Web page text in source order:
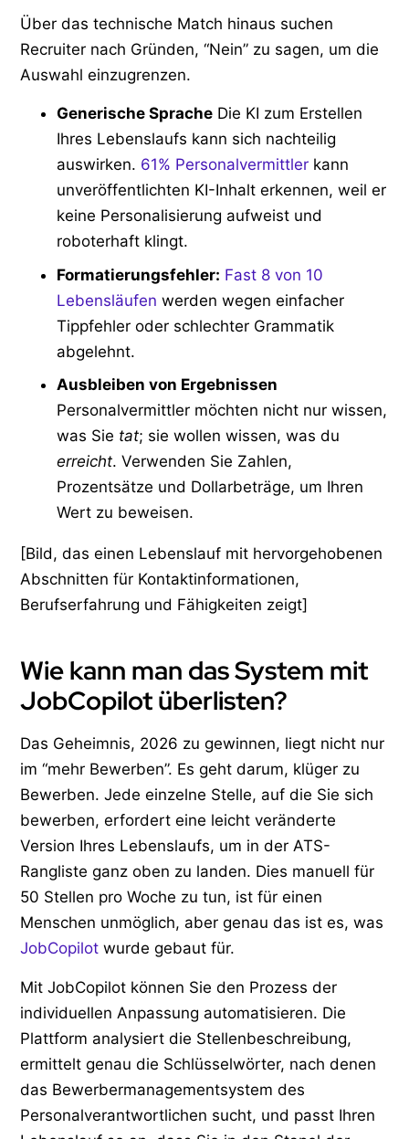
Über das technische Match hinaus suchen
Recruiter nach Gründen, “Nein” zu sagen, um die
Auswahl einzugrenzen.
Generische Sprache Die KI zum Erstellen
Ihres Lebenslaufs kann sich nachteilig
auswirken. 61% Personalvermittler kann
unveröffentlichten KI-Inhalt erkennen, weil er
keine Personalisierung aufweist und
roboterhaft klingt.
Formatierungsfehler: Fast 8 von 10
Lebensläufen werden wegen einfacher
Tippfehler oder schlechter Grammatik
abgelehnt.
Ausbleiben von Ergebnissen
Personalvermittler möchten nicht nur wissen,
was Sie tat; sie wollen wissen, was du
erreicht. Verwenden Sie Zahlen,
Prozentsätze und Dollarbeträge, um Ihren
Wert zu beweisen.
[Bild, das einen Lebenslauf mit hervorgehobenen
Abschnitten für Kontaktinformationen,
Berufserfahrung und Fähigkeiten zeigt]
Wie kann man das System mit
JobCopilot überlisten?
Das Geheimnis, 2026 zu gewinnen, liegt nicht nur
im “mehr Bewerben”. Es geht darum, klüger zu
Bewerben. Jede einzelne Stelle, auf die Sie sich
bewerben, erfordert eine leicht veränderte
Version Ihres Lebenslaufs, um in der ATS-
Rangliste ganz oben zu landen. Dies manuell für
50 Stellen pro Woche zu tun, ist für einen
Menschen unmöglich, aber genau das ist es, was
JobCopilot wurde gebaut für.
Mit JobCopilot können Sie den Prozess der
individuellen Anpassung automatisieren. Die
Plattform analysiert die Stellenbeschreibung,
ermittelt genau die Schlüsselwörter, nach denen
das Bewerbermanagementsystem des
Personalverantwortlichen sucht, und passt Ihren